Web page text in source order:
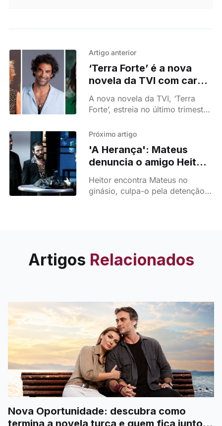
Artigo anterior
‘Terra Forte’ é a nova
novela da TVI com caras
que vieram da SIC
A nova novela da TVI, ‘Terra
Forte’, estreia no último trimestre
José Fidalgo e João Catarré
Brasil e nos Açores.
Próximo artigo
'A Herança': Mateus
denuncia o amigo Heitor
à polícia!
Heitor encontra Mateus no
ginásio, culpa-o pela detenção
Artigos Relacionados
Nova Oportunidade: descubra como
termina a novela turca e quem fica junto